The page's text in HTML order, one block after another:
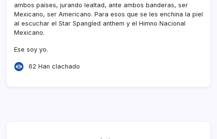
ambos paí­ses, jurando lealtad, ante ambos banderas, ser
Mexicano, ser Americano. Para esos que se les enchina la piel
al escuchar el Star Spangled anthem y el Himno Nacional
Mexicano.
Ese soy yo.
62 Han clachado